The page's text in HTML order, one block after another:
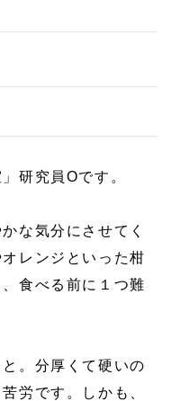
研究員Oです。
な気分にさせてく
レンジといった柑
食べる前に１つ難
。分厚くて硬いの
労です。しかも、